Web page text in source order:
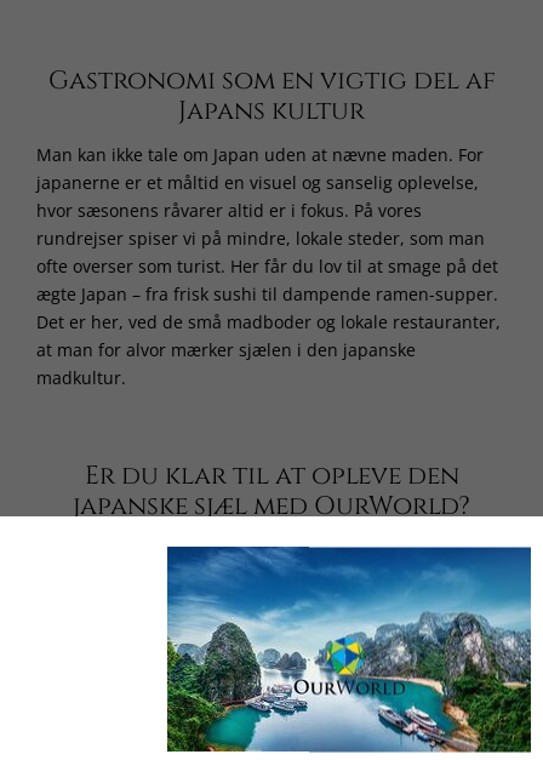
Gastronomi som en vigtig del af
Japans kultur
Man kan ikke tale om Japan uden at nævne maden. For
japanerne er et måltid en visuel og sanselig oplevelse,
hvor sæsonens råvarer altid er i fokus. På vores
rundrejser spiser vi på mindre, lokale steder, som man
ofte overser som turist. Her får du lov til at smage på det
ægte Japan – fra frisk sushi til dampende ramen-supper.
Det er her, ved de små madboder og lokale restauranter,
at man for alvor mærker sjælen i den japanske
madkultur.
Er du klar til at opleve den
japanske sjæl med OurWorld?
Japan skal ikke bare ses; det skal føles. Uanset om du
drømmer om at se kirsebærtræerne blomstre eller opleve
Tokyos vilde arkitektur, står vi klar til at give dig en
rejseoplevelse, der rækker langt ud over det sædvanlige.
Vil du vide mere om vores aktuelle afgange og unikke